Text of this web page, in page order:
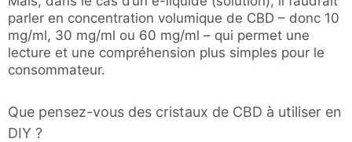
parler en concentration volumique de CBD – donc 10
mg/ml, 30 mg/ml ou 60 mg/ml – qui permet une
lecture et une compréhension plus simples pour le
consommateur.
Que pensez-vous des cristaux de CBD à utiliser en
DIY ?